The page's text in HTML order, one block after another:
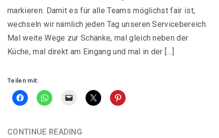
markieren. Damit es für alle Teams möglichst fair ist,
wechseln wir nämlich jeden Tag unseren Servicebereich.
Mal weite Wege zur Schänke, mal gleich neben der
Küche, mal direkt am Eingang und mal in der […]
Teilen mit:
CONTINUE READING